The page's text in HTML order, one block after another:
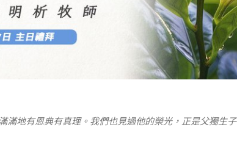
滿地有恩典有真理。我們也見過他的榮光，正是父獨生